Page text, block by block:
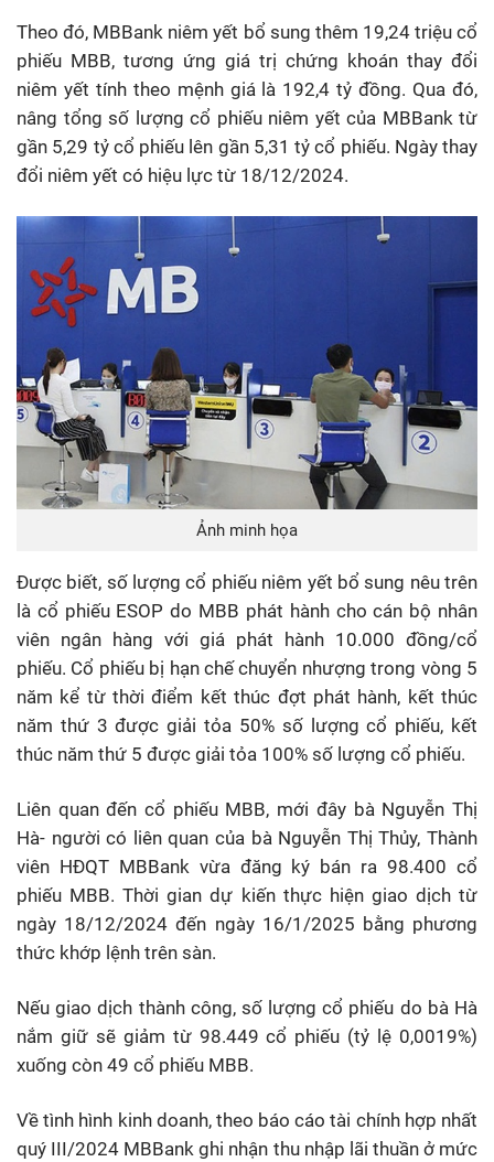
Theo đó, MBBank niêm yết bổ sung thêm 19,24 triệu cổ
phiếu MBB, tương ứng giá trị chứng khoán thay đổi
niêm yết tính theo mệnh giá là 192,4 tỷ đồng. Qua đó,
nâng tổng số lượng cổ phiếu niêm yết của MBBank từ
gần 5,29 tỷ cổ phiếu lên gần 5,31 tỷ cổ phiếu. Ngày thay
đổi niêm yết có hiệu lực từ 18/12/2024.
Ảnh minh họa
Được biết, số lượng cổ phiếu niêm yết bổ sung nêu trên
là cổ phiếu ESOP do MBB phát hành cho cán bộ nhân
viên ngân hàng với giá phát hành 10.000 đồng/cổ
phiếu. Cổ phiếu bị hạn chế chuyển nhượng trong vòng 5
năm kể từ thời điểm kết thúc đợt phát hành, kết thúc
năm thứ 3 được giải tỏa 50% số lượng cổ phiếu, kết
thúc năm thứ 5 được giải tỏa 100% số lượng cổ phiếu.
Liên quan đến cổ phiếu MBB, mới đây bà Nguyễn Thị
Hà- người có liên quan của bà Nguyễn Thị Thủy, Thành
viên HĐQT MBBank vừa đăng ký bán ra 98.400 cổ
phiếu MBB. Thời gian dự kiến thực hiện giao dịch từ
ngày 18/12/2024 đến ngày 16/1/2025 bằng phương
thức khớp lệnh trên sàn.
Nếu giao dịch thành công, số lượng cổ phiếu do bà Hà
nắm giữ sẽ giảm từ 98.449 cổ phiếu (tỷ lệ 0,0019%)
xuống còn 49 cổ phiếu MBB.
Về tình hình kinh doanh, theo báo cáo tài chính hợp nhất
quý III/2024 MBBank ghi nhận thu nhập lãi thuần ở mức